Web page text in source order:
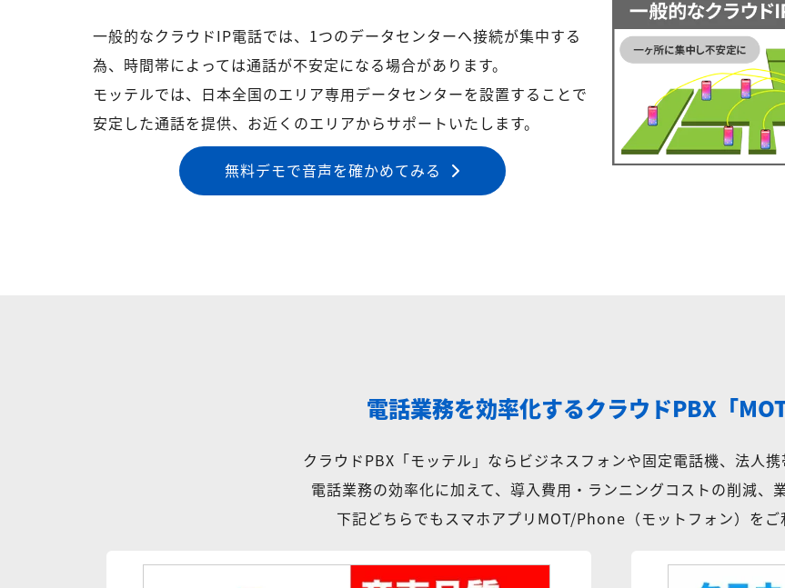
一般的なクラウドIP電話では、1つのデータセンターへ接続が集中する
為、時間帯によっては通話が不安定になる場合があります。
モッテルでは、日本全国のエリア専用データセンターを設置することで
安定した通話を提供、お近くのエリアからサポートいたします。
無料デモで音声を確かめてみる
電話業務を効率化するクラウドPBX「
クラウドPBX「モッテル」ならビジネスフォンや固定電話機、法人携
電話業務の効率化に加えて、導入費用・ランニングコストの削減、
下記どちらでもスマホアプリMOT/Phone（モットフォン）をご